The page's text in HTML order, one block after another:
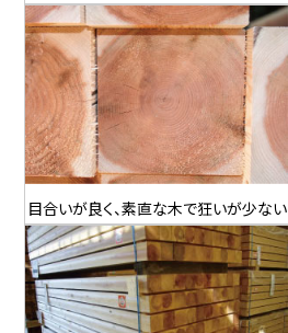
目合いが良く、素直な木で狂いが少ない